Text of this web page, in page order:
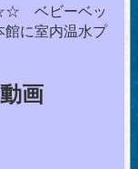
ベビーベッ
館に室内温水プ
画